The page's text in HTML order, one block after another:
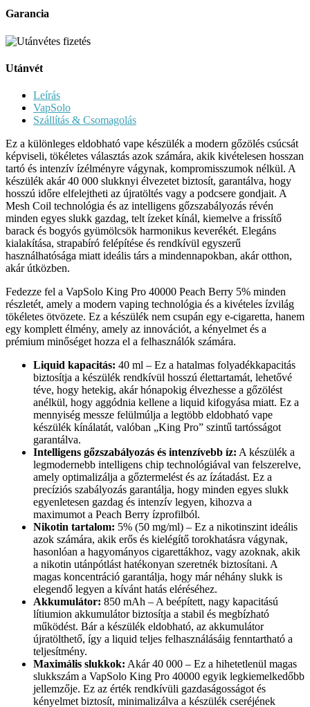
Garancia
Utánvét
Leírás
VapSolo
Szállítás & Csomagolás
Ez a különleges eldobható vape készülék a modern gőzölés csúcsát
képviseli, tökéletes választás azok számára, akik kivételesen hosszan
tartó és intenzív ízélményre vágynak, kompromisszumok nélkül. A
készülék akár 40 000 slukknyi élvezetet biztosít, garantálva, hogy
hosszú időre elfelejtheti az újratöltés vagy a podcsere gondjait. A
Mesh Coil technológia és az intelligens gőzszabályozás révén
minden egyes slukk gazdag, telt ízeket kínál, kiemelve a frissítő
barack és bogyós gyümölcsök harmonikus keverékét. Elegáns
kialakítása, strapabíró felépítése és rendkívül egyszerű
használhatósága miatt ideális társ a mindennapokban, akár otthon,
akár útközben.
Fedezze fel a VapSolo King Pro 40000 Peach Berry 5% minden
részletét, amely a modern vaping technológia és a kivételes ízvilág
tökéletes ötvözete. Ez a készülék nem csupán egy e-cigaretta, hanem
egy komplett élmény, amely az innovációt, a kényelmet és a
prémium minőséget hozza el a felhasználók számára.
Liquid kapacitás: 40 ml – Ez a hatalmas folyadékkapacitás
biztosítja a készülék rendkívül hosszú élettartamát, lehetővé
téve, hogy hetekig, akár hónapokig élvezhesse a gőzölést
anélkül, hogy aggódnia kellene a liquid kifogyása miatt. Ez a
mennyiség messze felülmúlja a legtöbb eldobható vape
készülék kínálatát, valóban „King Pro” szintű tartósságot
garantálva.
Intelligens gőzszabályozás és intenzívebb íz: A készülék a
legmodernebb intelligens chip technológiával van felszerelve,
amely optimalizálja a gőztermelést és az ízátadást. Ez a
precíziós szabályozás garantálja, hogy minden egyes slukk
egyenletesen gazdag és intenzív legyen, kihozva a
maximumot a Peach Berry ízprofilból.
Nikotin tartalom: 5% (50 mg/ml) – Ez a nikotinszint ideális
azok számára, akik erős és kielégítő torokhatásra vágynak,
hasonlóan a hagyományos cigarettákhoz, vagy azoknak, akik
a nikotin utánpótlást hatékonyan szeretnék biztosítani. A
magas koncentráció garantálja, hogy már néhány slukk is
elegendő legyen a kívánt hatás eléréséhez.
Akkumulátor: 850 mAh – A beépített, nagy kapacitású
lítiumion akkumulátor biztosítja a stabil és megbízható
működést. Bár a készülék eldobható, az akkumulátor
újratölthető, így a liquid teljes felhasználásáig fenntartható a
teljesítmény.
Maximális slukkok: Akár 40 000 – Ez a hihetetlenül magas
slukkszám a VapSolo King Pro 40000 egyik legkiemelkedőbb
jellemzője. Ez az érték rendkívüli gazdaságosságot és
kényelmet biztosít, minimalizálva a készülék cseréjének